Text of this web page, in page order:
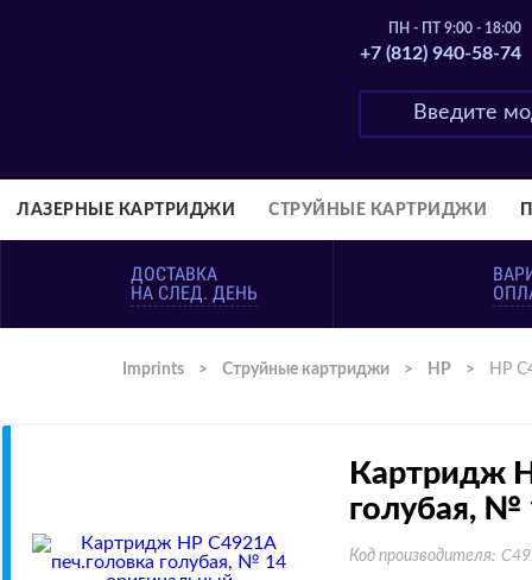
ПН - ПТ 9:00 - 18:00
+7 (812) 940-58-74
ЛАЗЕРНЫЕ КАРТРИДЖИ СТРУЙНЫЕ КАРТРИДЖИ
ДОСТАВКА
НА СЛЕД. ДЕНЬ
Imprints > Струйные картриджи > HP > HP
Картридж
голубая, №
Код производителя: